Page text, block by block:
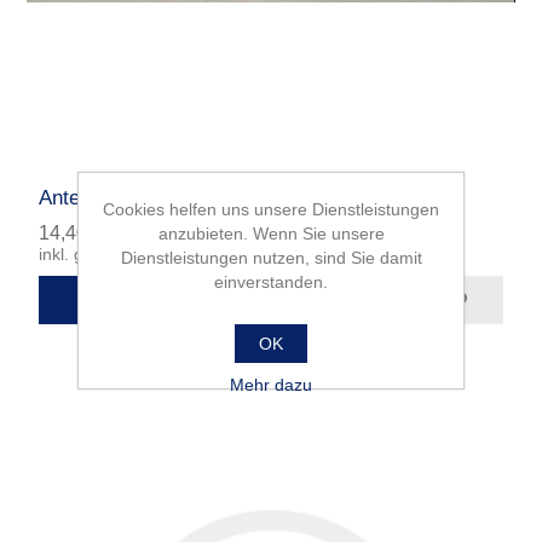
Antennenstab
14,40 €
inkl. gesetzliche MwSt., exklusiveVersand
Cookies helfen uns unsere Dienstleistungen
anzubieten. Wenn Sie unsere
Dienstleistungen nutzen, sind Sie damit
einverstanden.
OK
Mehr dazu